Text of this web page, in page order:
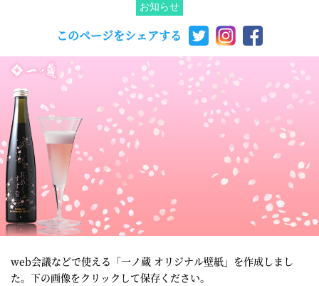
お知らせ
このページをシェアする
web会議などで使える「一ノ蔵 オリジナル壁紙」を作成しまし
た。下の画像をクリックして保存ください。